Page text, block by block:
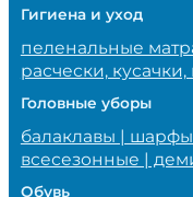
Гигиена и уход
пеленальные
расчески,
Головные уборы
балаклавы |
всесезонные |
Обувь